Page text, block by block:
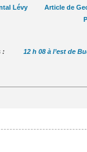
Lévy Article de
: 12 h 08 à l’est de